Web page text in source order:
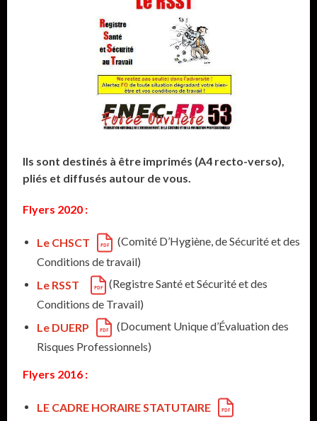
Ils sont destinés à être imprimés (A4 recto-verso),
pliés et diffusés autour de vous.
Flyers 2020 :
Le CHSCT
(Comité D’Hygiène, de Sécurité et des
Conditions de travail)
Le RSST
(Registre Santé et Sécurité et des
Conditions de Travail)
Le DUERP
(Document Unique d’Évaluation des
Risques Professionnels)
Flyers 2016 :
LE CADRE HORAIRE STATUTAIRE